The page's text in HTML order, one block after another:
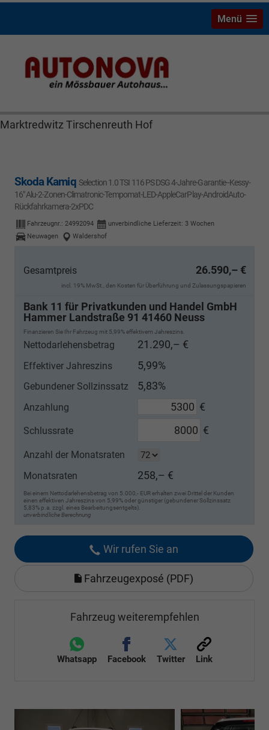
Skoda Kamiq Bayreuth Nützel Mössbauer Autonova
Brucker Räthel MGS Autohaus günstig Finanzierung
Marktredwitz Tirschenreuth Hof
Menü
Skoda Kamiq Selection 1.0 TSI 116 PS DSG 4-Jahre-Garantie--Kessy-
16" Alu-2-Zonen-Climatronic-Tempomat-LED-AppleCarPlay-AndroidAuto-
Rückfahrkamera-2xPDC
Fahrzeugnr.: 24992094 unverbindliche Lieferzeit: 3 Wochen
Neuwagen
Waldershof
Gesamtpreis 26.590,– €
incl. 19% MwSt., den Kosten für Überführung und Zulassungspapieren
Bank 11 für Privatkunden und Handel GmbH
Hammer Landstraße 91 41460 Neuss
Finanzieren Sie Ihr Fahrzeug mit 5,99% effektivem Jahreszins.
Nettodarlehensbetrag 21.290,– €
Effektiver Jahreszins 5,99%
Gebundener Sollzinssatz 5,83%
Anzahlung €
Schlussrate €
Anzahl der Monatsraten
Monatsraten
258,– €
Bei einem Nettodarlehensbetrag von 5.000,- EUR erhalten zwei Drittel der Kunden
einen effektiven Jahreszins von 5,99% oder günstiger (gebundener Sollzinssatz
5,83% p.a. zzgl. eines Bearbeitungsentgelts).
unverbindliche Berechnung
Wir rufen Sie an
Fahrzeugexposé (PDF)
Fahrzeug weiterempfehlen
Whatsapp Facebook Twitter Link